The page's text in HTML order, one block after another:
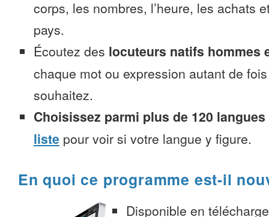
corps, les nombres, l’heure, les achats
pays.
Écoutez des locuteurs natifs hommes
chaque mot ou expression autant de
souhaitez.
Choisissez parmi plus de 120 langues
liste pour voir si votre langue y figure.
En quoi ce programme est-il
Disponible en